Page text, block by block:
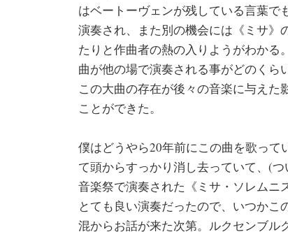
はベートーヴェンが残している言葉で
演奏され、また別の機会には《ミサ》
たりと作曲者の熱の入りようがわかる
曲が他の場で演奏される事がどのくら
この大曲の存在が後々の音楽に与え
ことができた。
僕はどうやら20年前にこの曲を歌っ
て頭からすっかり消し去っていて、(
音楽祭で演奏された《ミサ・ソレムニ
とても良い演奏だったので、いつか
混からお話が来た次第。ルクセンブル